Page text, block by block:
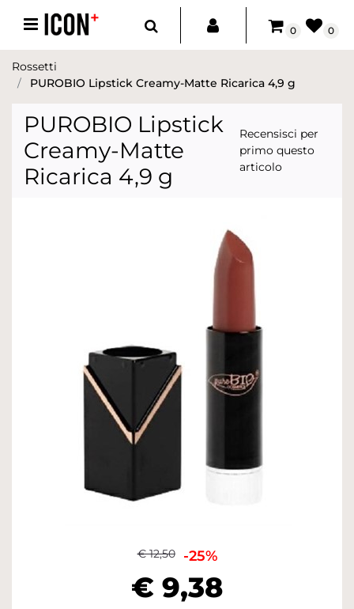
Open menu
0 0
Rossetti
PUROBIO Lipstick Creamy-Matte Ricarica 4,9 g
PUROBIO Lipstick
Creamy-Matte
Ricarica 4,9 g
Recensisci per
primo questo
articolo
€ 12,50 -25%
€ 9,38